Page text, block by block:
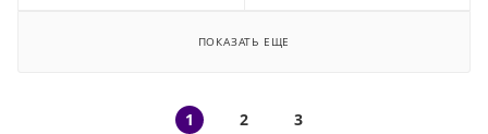
ПОКАЗАТЬ ЕЩЕ
1 2 3